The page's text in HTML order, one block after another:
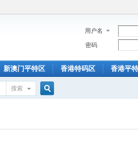
用户名
密码
新澳门平特区 香港特码区 香港平
搜索